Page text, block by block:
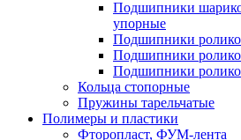
Подшипники
упорные
Подшипники
Подшипники
Подшипники
Кольца стопорные
Пружины тарельчатые
Полимеры и пластики
Фторопласт, ФУМ-лента